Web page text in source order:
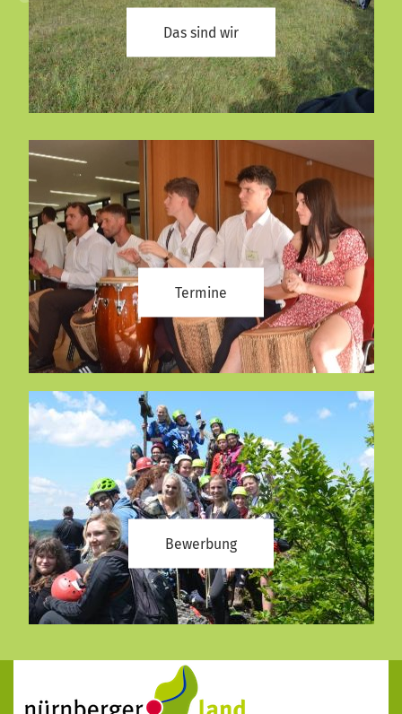
Das sind wir
Termine
Bewerbung